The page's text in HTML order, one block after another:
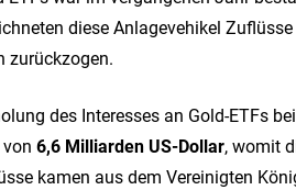
diese Anlagevehikel
zurückzogen.
des Interesses an Gold-ETFs
6,6 Milliarden US-Dollar, womit
kamen aus dem Vereinigten